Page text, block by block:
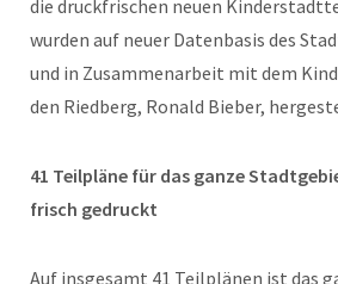
die druckfrischen neuen
wurden auf neuer Datenbasis des
und in Zusammenarbeit mit dem
den Riedberg, Ronald Bieber,
41 Teilpläne für das ganze
frisch gedruckt
Auf insgesamt 41 Teilplänen ist das